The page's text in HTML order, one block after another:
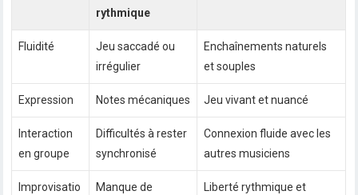
rythmique
Fluidité
Jeu saccadé ou
irrégulier
Enchaînements naturels
et souples
Expression Notes mécaniques Jeu vivant et nuancé
Interaction
en groupe
Difficultés à rester
synchronisé
Connexion fluide avec les
autres musiciens
Improvisatio
Manque de
Liberté rythmique et